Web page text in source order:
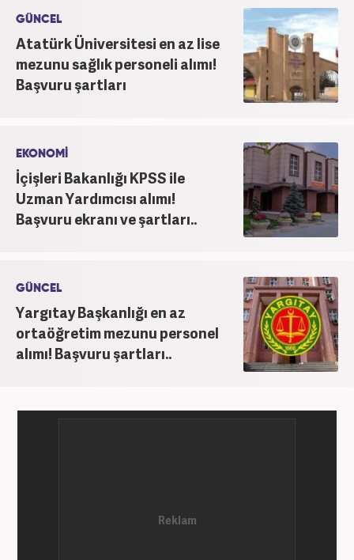
GÜNCEL
Atatürk Üniversitesi en az lise
mezunu sağlık personeli alımı!
Başvuru şartları
EKONOMİ
İçişleri Bakanlığı KPSS ile
Uzman Yardımcısı alımı!
Başvuru ekranı ve şartları..
GÜNCEL
Yargıtay Başkanlığı en az
ortaöğretim mezunu personel
alımı! Başvuru şartları..